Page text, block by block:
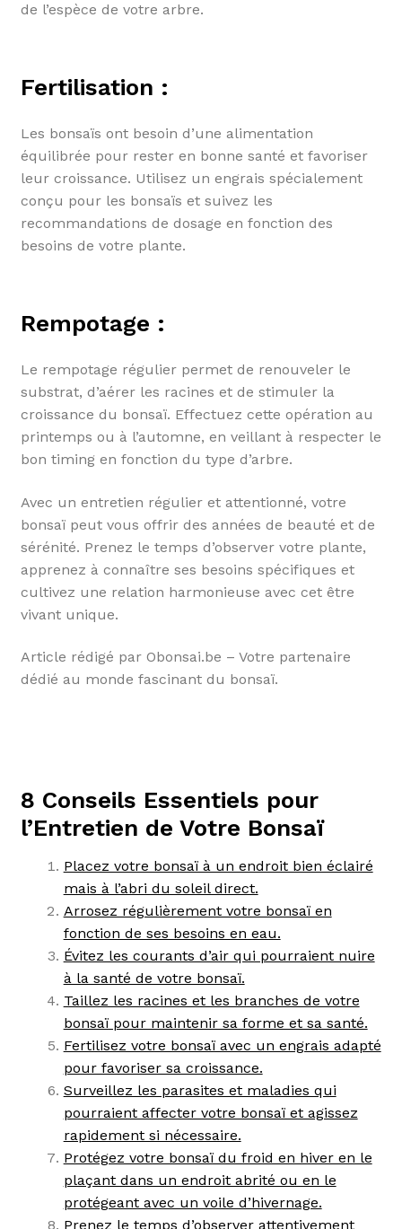
de l’espèce de votre arbre.
Fertilisation :
Les bonsaïs ont besoin d’une alimentation
équilibrée pour rester en bonne santé et favoriser
leur croissance. Utilisez un engrais spécialement
conçu pour les bonsaïs et suivez les
recommandations de dosage en fonction des
besoins de votre plante.
Rempotage :
Le rempotage régulier permet de renouveler le
substrat, d’aérer les racines et de stimuler la
croissance du bonsaï. Effectuez cette opération au
printemps ou à l’automne, en veillant à respecter le
bon timing en fonction du type d’arbre.
Avec un entretien régulier et attentionné, votre
bonsaï peut vous offrir des années de beauté et de
sérénité. Prenez le temps d’observer votre plante,
apprenez à connaître ses besoins spécifiques et
cultivez une relation harmonieuse avec cet être
vivant unique.
Article rédigé par Obonsai.be – Votre partenaire
dédié au monde fascinant du bonsaï.
8 Conseils Essentiels pour
l’Entretien de Votre Bonsaï
Placez votre bonsaï à un endroit bien éclairé
mais à l’abri du soleil direct.
Arrosez régulièrement votre bonsaï en
fonction de ses besoins en eau.
Évitez les courants d’air qui pourraient nuire
à la santé de votre bonsaï.
Taillez les racines et les branches de votre
bonsaï pour maintenir sa forme et sa santé.
Fertilisez votre bonsaï avec un engrais adapté
pour favoriser sa croissance.
Surveillez les parasites et maladies qui
pourraient affecter votre bonsaï et agissez
rapidement si nécessaire.
Protégez votre bonsaï du froid en hiver en le
plaçant dans un endroit abrité ou en le
protégeant avec un voile d’hivernage.
Prenez le temps d’observer attentivement